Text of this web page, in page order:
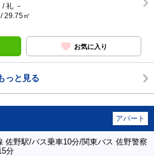
礼 －
29.75㎡
お気に入り
っと見る
アパート
佐野駅/バス乗車10分/関東バス 佐野警察
分